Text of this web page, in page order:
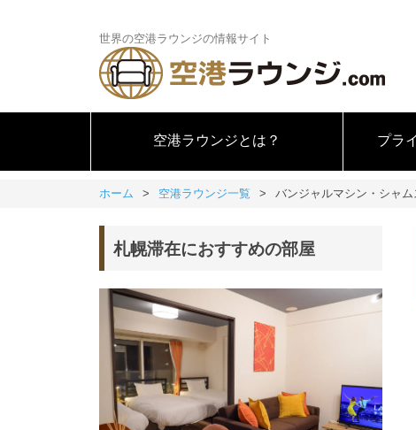
世界の空港ラウンジの情報サイト
空港ラウンジとは？ プラ
ホーム 空港ラウンジ一覧 バンジャルマシン・シャ
札幌滞在におすすめの部屋